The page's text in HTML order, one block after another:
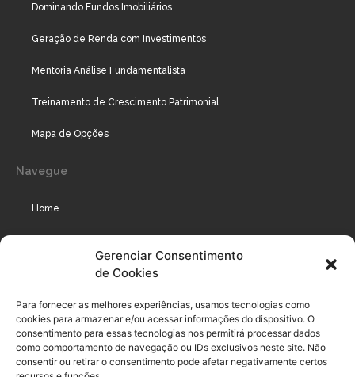
Gerenciar Consentimento
de Cookies
Para fornecer as melhores experiências, usamos tecnologias como
cookies para armazenar e/ou acessar informações do dispositivo. O
consentimento para essas tecnologias nos permitirá processar dados
como comportamento de navegação ou IDs exclusivos neste site. Não
consentir ou retirar o consentimento pode afetar negativamente certos
Dominando Fundos Imobiliários
Geração de Renda com Investimentos
Mentoria Análise Fundamentalista
Treinamento de Crescimento Patrimonial
Mapa de Opções
Navegue
Home
Podcast
Legal